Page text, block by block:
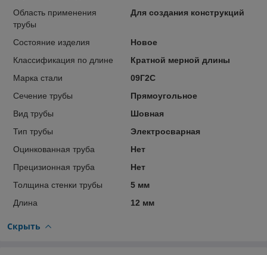
Область применения
трубы
Для создания конструкций
Состояние изделия
Новое
Классификация по длине
Кратной мерной длины
Марка стали
09Г2С
Сечение трубы
Прямоугольное
Вид трубы
Шовная
Тип трубы
Электросварная
Оцинкованная труба
Нет
Прецизионная труба
Нет
Толщина стенки трубы
5 мм
Длина
12 мм
Скрыть